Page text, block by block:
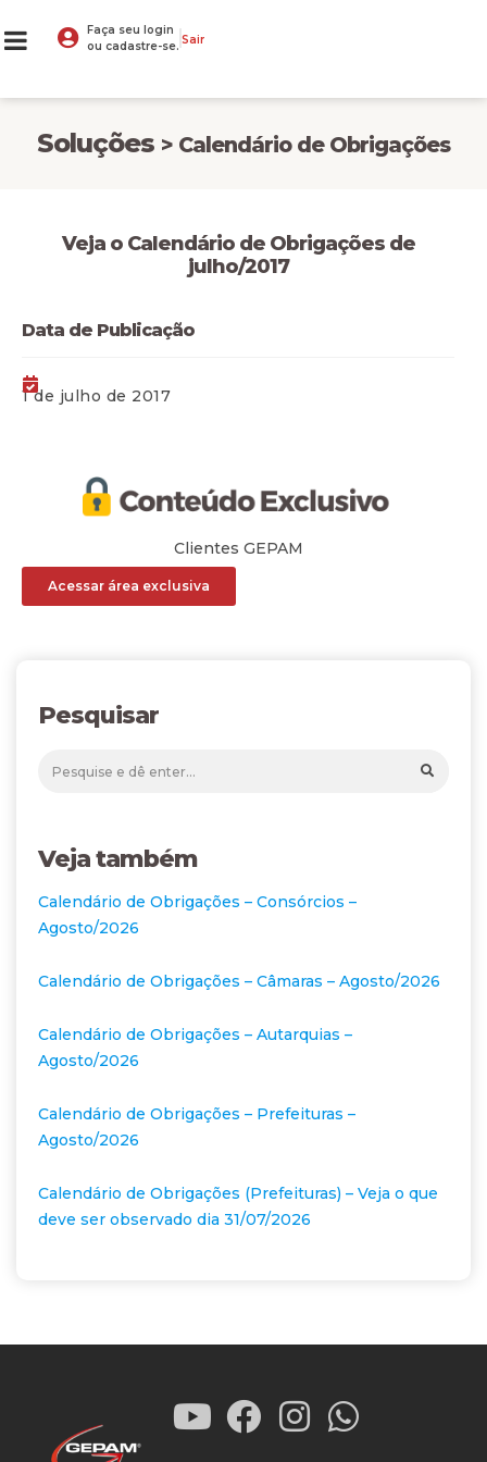
Faça seu login
ou cadastre-se. Sair
Soluções > Calendário de Obrigações
Veja o Calendário de Obrigações de
julho/2017
Data de Publicação
1 de julho de 2017
Clientes GEPAM
Acessar área exclusiva
Pesquisar
Veja também
Calendário de Obrigações – Consórcios –
Agosto/2026
Calendário de Obrigações – Câmaras – Agosto/2026
Calendário de Obrigações – Autarquias –
Agosto/2026
Calendário de Obrigações – Prefeituras –
Agosto/2026
Calendário de Obrigações (Prefeituras) – Veja o que
deve ser observado dia 31/07/2026